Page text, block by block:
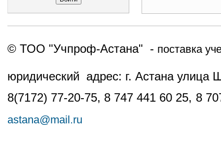
© ТОО "Учпроф-Астана" - поставка
юридический адрес: г. Астана
8(7172) 77-20-75, 8 747 441 60 25, 8
astana@mail.ru